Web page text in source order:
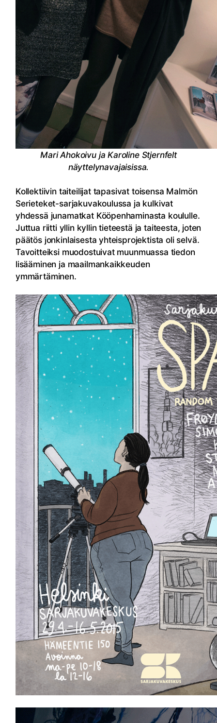
Mari Ahokoivu ja Karoline Stjernfelt
näyttelynavajaisissa.
Kollektiivin taiteilijat tapasivat toisensa Malmön
Serieteket-sarjakuvakoulussa ja kulkivat
yhdessä junamatkat Kööpenhaminasta koululle.
Juttua riitti yllin kyllin tieteestä ja taiteesta, joten
päätös jonkinlaisesta yhteisprojektista oli selvä.
Tavoitteiksi muodostuivat muunmuassa tiedon
lisääminen ja maailmankaikkeuden
ymmärtäminen.